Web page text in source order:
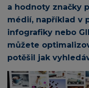
a hodnoty značky
médií, například v
infografiky nebo
můžete
potěšil jak